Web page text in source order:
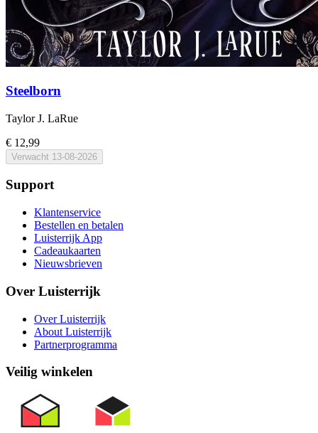
Steelborn
Taylor J. LaRue
€ 12,99
Verwacht 13-08-2026
Support
Klantenservice
Bestellen en betalen
Luisterrijk App
Cadeaukaarten
Nieuwsbrieven
Over Luisterrijk
Over Luisterrijk
About Luisterrijk
Partnerprogramma
Veilig winkelen